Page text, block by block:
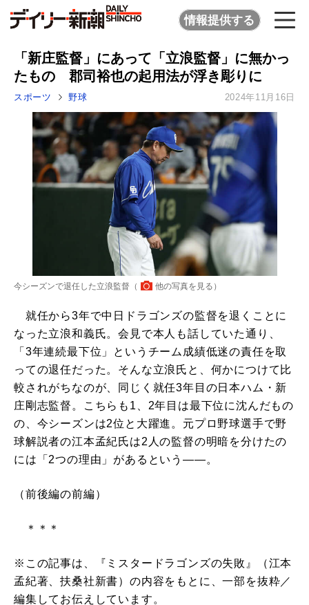
情報提供する
「新庄監督」にあって「立浪監督」に無かっ
たもの 郡司裕也の起用法が浮き彫りに
スポーツ 野球 2024年11月16日
今シーズンで退任した立浪監督（ 他の写真を見る ）
就任から3年で中日ドラゴンズの監督を退くことに
なった立浪和義氏。会見で本人も話していた通り、
「3年連続最下位」というチーム成績低迷の責任を取
っての退任だった。そんな立浪氏と、何かにつけて比
較されがちなのが、同じく就任3年目の日本ハム・新
庄剛志監督。こちらも1、2年目は最下位に沈んだもの
の、今シーズンは2位と大躍進。元プロ野球選手で野
球解説者の江本孟紀氏は2人の監督の明暗を分けたの
には「2つの理由」があるという――。
（前後編の前編）
＊＊＊
※この記事は、『ミスタードラゴンズの失敗』（江本
孟紀著、扶桑社新書）の内容をもとに、一部を抜粋／
編集してお伝えしています。